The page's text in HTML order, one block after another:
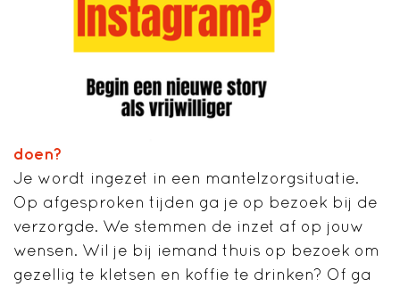
doen?
Je wordt ingezet in een mantelzorgsituatie.
Op afgesproken tijden ga je op bezoek bij de
verzorgde. We stemmen de inzet af op jouw
wensen. Wil je bij iemand thuis op bezoek om
gezellig te kletsen en koffie te drinken? Of ga